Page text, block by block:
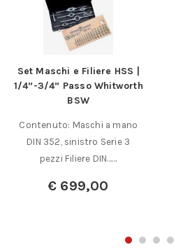
Set Maschi e Filiere HSS |
1/4”-3/4” Passo Whitworth
BSW
Contenuto: Maschi a mano
DIN 352, sinistro Serie 3
pezzi Filiere DIN……
€ 699,00